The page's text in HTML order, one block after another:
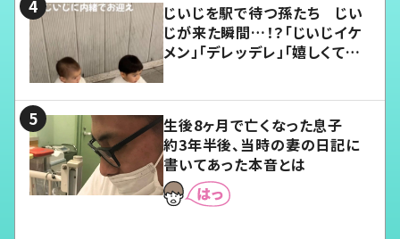
じいじを駅で待つ孫たち じい
じが来た瞬間…！？「じいじイケ
メン」「デレッデレ」「嬉しくて可
生後8ヶ月で亡くなった息子
約3年半後、当時の妻の日記に
書いてあった本音とは